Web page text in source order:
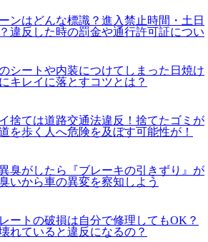
ンはどんな標識？進入禁止時間・土日
違反した時の罰金や通行許可証につい
シートや内装につけてしまった日焼け
キレイに落とすコツとは？
捨ては道路交通法違反！捨てたゴミが
を歩く人へ危険を及ぼす可能性が！
臭がしたら『ブレーキの引きずり』が
いから車の異変を察知しよう
ートの破損は自分で修理してもOK？
れていると違反になるの？